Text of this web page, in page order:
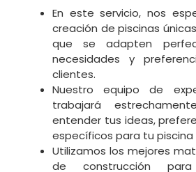
En este servicio, nos
creación de piscinas
que se adapten
necesidades y
clientes.
Nuestro equipo de
trabajará
entender tus ideas,
específicos para tu piscina
Utilizamos los mejores
de construcción